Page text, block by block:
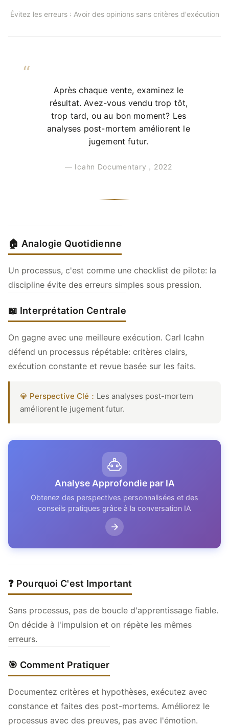
Évitez les erreurs : Avoir des opinions sans critères d'exécution
Après chaque vente, examinez le
résultat. Avez-vous vendu trop tôt,
trop tard, ou au bon moment? Les
analyses post-mortem améliorent le
jugement futur.
— Icahn Documentary，2022
🏠 Analogie Quotidienne
Un processus, c'est comme une checklist de pilote: la
discipline évite des erreurs simples sous pression.
📖 Interprétation Centrale
On gagne avec une meilleure exécution. Carl Icahn
défend un processus répétable: critères clairs,
exécution constante et revue basée sur les faits.
💎 Perspective Clé： Les analyses post-mortem
améliorent le jugement futur.
Analyse Approfondie par IA
Obtenez des perspectives personnalisées et des
conseils pratiques grâce à la conversation IA
❓ Pourquoi C'est Important
Sans processus, pas de boucle d'apprentissage fiable.
On décide à l'impulsion et on répète les mêmes
erreurs.
🎯 Comment Pratiquer
Documentez critères et hypothèses, exécutez avec
constance et faites des post-mortems. Améliorez le
processus avec des preuves, pas avec l'émotion.